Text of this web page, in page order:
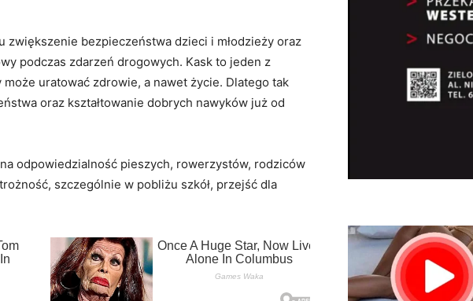
zwiększenie bezpieczeństwa dzieci i młodzieży oraz
podczas zdarzeń drogowych. Kask to jeden z
uratować zdrowie, a nawet życie. Dlatego tak
oraz kształtowanie dobrych nawyków już od
odpowiedzialność pieszych, rowerzystów, rodziców
szczególnie w pobliżu szkół, przejść dla